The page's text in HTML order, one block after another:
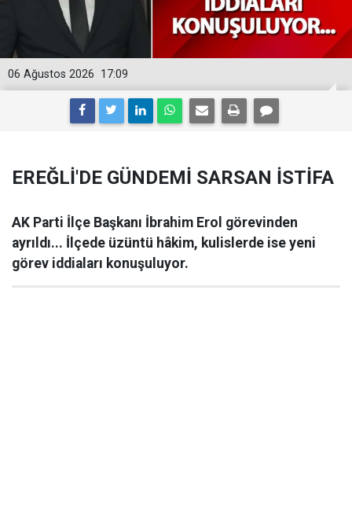
17:09
06 Ağustos 2026
EREĞLİ'DE GÜNDEMİ SARSAN İSTİFA
AK Parti İlçe Başkanı İbrahim Erol görevinden
ayrıldı... İlçede üzüntü hâkim, kulislerde ise yeni
görev iddiaları konuşuluyor.